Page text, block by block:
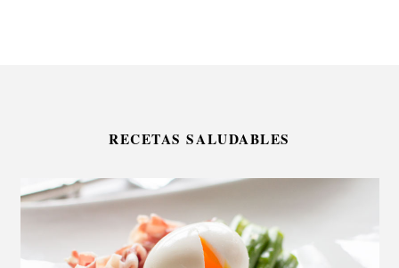
RECETAS SALUDABLES